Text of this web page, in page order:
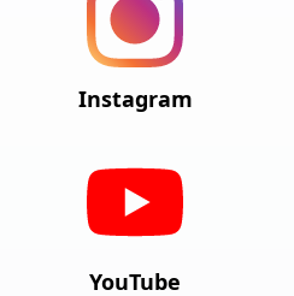
Instagram
YouTube